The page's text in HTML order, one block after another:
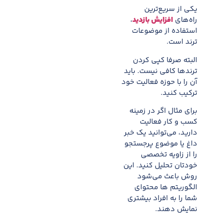
یکی از سریع‌ترین
راه‌های افزایش بازدید،
استفاده از موضوعات
ترند است.
البته صرفا کپی کردن
ترندها کافی نیست. باید
آن را با حوزه فعالیت خود
ترکیب کنید.
برای مثال اگر در زمینه
کسب و کار فعالیت
دارید، می‌توانید یک خبر
داغ یا موضوع پرجستجو
را از زاویه تخصصی
خودتان تحلیل کنید. این
روش باعث می‌شود
الگوریتم ها محتوای
شما را به افراد بیشتری
نمایش دهند.